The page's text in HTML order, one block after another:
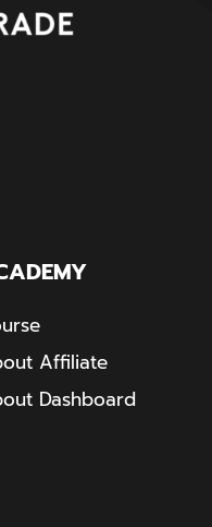
Affiliate
Dashboard